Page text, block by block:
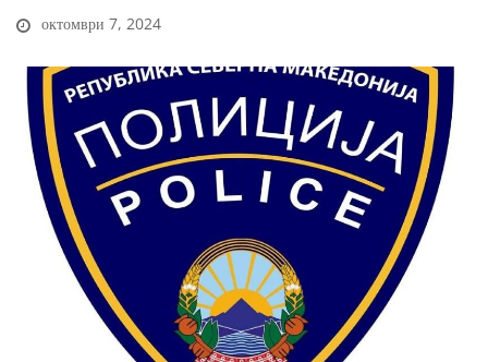
октомври 7, 2024